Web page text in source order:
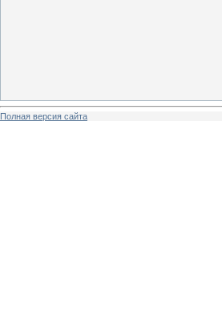
Полная версия сайта